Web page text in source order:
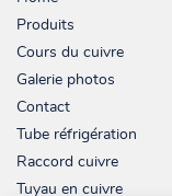
Produits
Cours du cuivre
Galerie photos
Contact
Tube réfrigération
Raccord cuivre
Tuyau en cuivre